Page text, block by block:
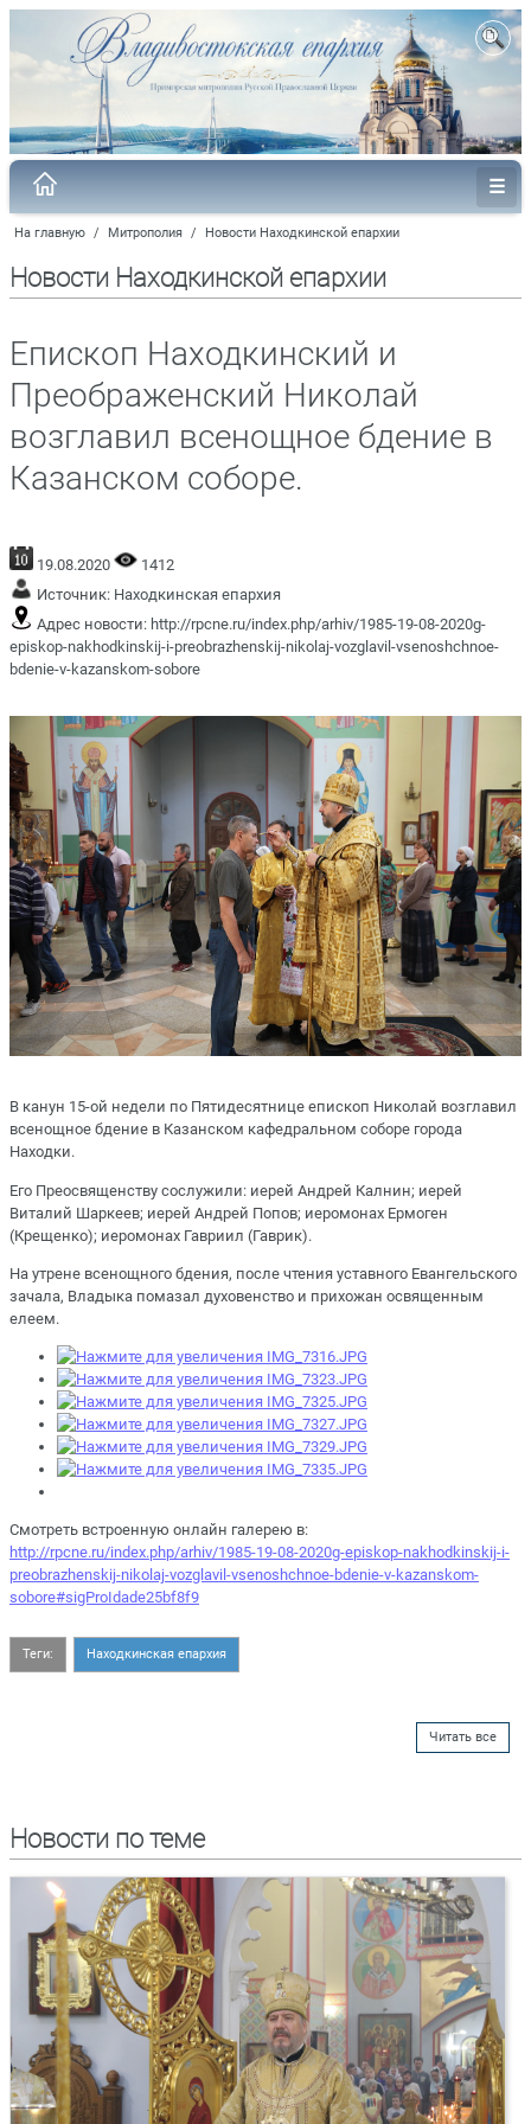
На главную / Митрополия / Новости Находкинской епархии
Новости Находкинской епархии
Епископ Находкинский и
Преображенский Николай
возглавил всенощное бдение в
Казанском соборе.
19.08.2020
1412
Источник: Находкинская епархия
Адрес новости: http://rpcne.ru/index.php/arhiv/1985-19-08-2020g-
episkop-nakhodkinskij-i-preobrazhenskij-nikolaj-vozglavil-vsenoshchnoe-
bdenie-v-kazanskom-sobore
В канун 15-ой недели по Пятидесятнице епископ Николай возглавил
всенощное бдение в Казанском кафедральном соборе города
Находки.
Его Преосвященству сослужили: иерей Андрей Калнин; иерей
Виталий Шаркеев; иерей Андрей Попов; иеромонах Ермоген
(Крещенко); иеромонах Гавриил (Гаврик).
На утрене всенощного бдения, после чтения уставного Евангельского
зачала, Владыка помазал духовенство и прихожан освященным
елеем.
Смотреть встроенную онлайн галерею в:
http://rpcne.ru/index.php/arhiv/1985-19-08-2020g-episkop-nakhodkinskij-i-
preobrazhenskij-nikolaj-vozglavil-vsenoshchnoe-bdenie-v-kazanskom-
sobore#sigProIdade25bf8f9
Теги: Находкинская епархия
Читать все
Новости по теме